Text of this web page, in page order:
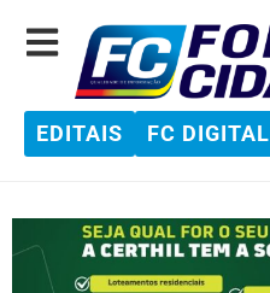
EDITAIS FC DIGITAL